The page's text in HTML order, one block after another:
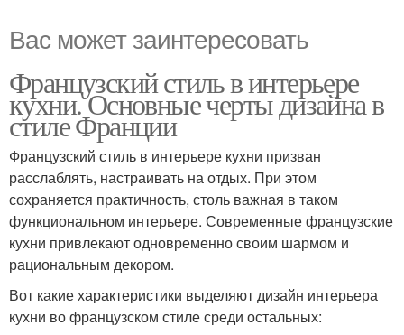
Вас может заинтересовать
Французский стиль в интерьере
кухни. Основные черты дизайна в
стиле Франции
Французский стиль в интерьере кухни призван
расслаблять, настраивать на отдых. При этом
сохраняется практичность, столь важная в таком
функциональном интерьере. Современные французские
кухни привлекают одновременно своим шармом и
рациональным декором.
Вот какие характеристики выделяют дизайн интерьера
кухни во французском стиле среди остальных: